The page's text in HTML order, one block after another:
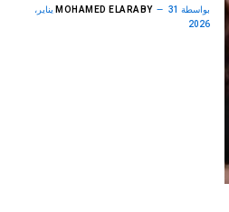
بواسطة MOHAMED ELARABY 31 يناير،
2026